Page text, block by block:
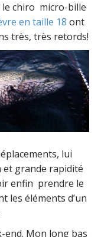
le chiro micro-bille
en taille 18 ont
très, très retords!
lui
et grande rapidité
enfin prendre le
les éléments d’un
end. Mon long bas